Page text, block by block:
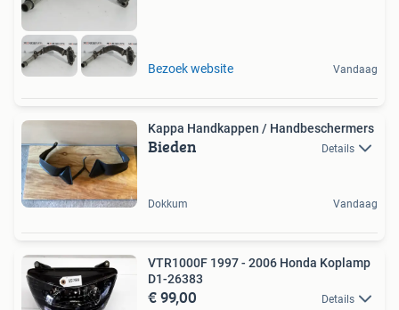
Bezoek website Vandaag
Kappa Handkappen / Handbeschermers
Bieden Details
Dokkum Vandaag
VTR1000F 1997 - 2006 Honda Koplamp
D1-26383
€ 99,00 Details